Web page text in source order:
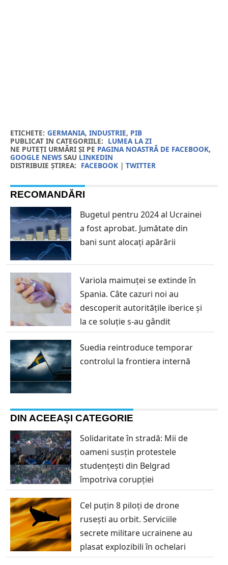
ETICHETE: GERMANIA, INDUSTRIE, PIB
PUBLICAT IN CATEGORIILE: LUMEA LA ZI
NE PUTEȚI URMĂRI ȘI PE PAGINA NOASTRĂ DE FACEBOOK,
GOOGLE NEWSSAU LINKEDIN
DISTRIBUIE ȘTIREA: FACEBOOK| TWITTER
RECOMANDĂRI
Bugetul pentru 2024 al Ucrainei
a fost aprobat. Jumătate din
bani sunt alocați apărării
Variola maimuței se extinde în
Spania. Câte cazuri noi au
descoperit autoritățile iberice și
la ce soluție s-au gândit
Suedia reintroduce temporar
controlul la frontiera internă
DIN ACEEAȘI CATEGORIE
Solidaritate în stradă: Mii de
oameni susțin protestele
studențești din Belgrad
împotriva corupției
Cel puțin 8 piloți de drone
rusești au orbit. Serviciile
secrete militare ucrainene au
plasat explozibili în ochelari